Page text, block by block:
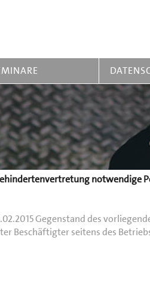
notwendige
Gegenstand des
Beschäftigter seitens des